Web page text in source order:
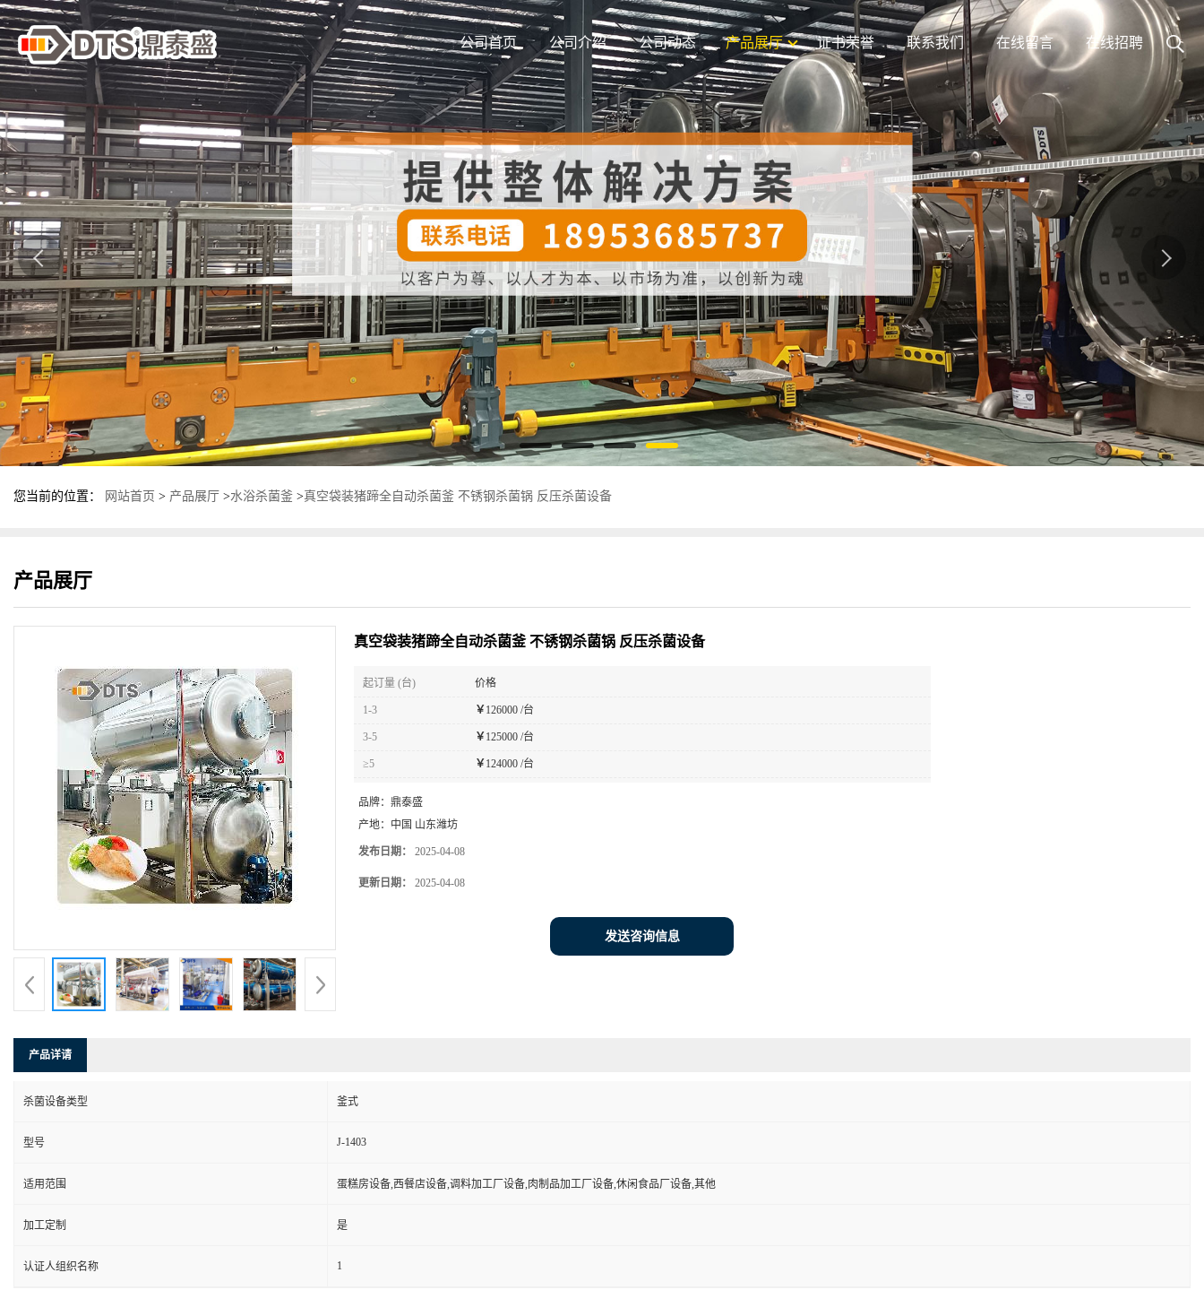
公司首页 公司介绍 公司动态 产品展厅 证书荣誉 联系我们 在线留言 在线招聘
您当前的位置： 网站首页 > 产品展厅 >水浴杀菌釜 >真空袋装猪蹄全自动杀菌釜 不锈钢杀菌锅 反压杀菌设备
产品展厅
真空袋装猪蹄全自动杀菌釜 不锈钢杀菌锅 反压杀菌设备
起订量 (台) 价格
1-3 ￥ 126000 /台
3-5 ￥ 125000 /台
≥5 ￥ 124000 /台
品牌： 鼎泰盛
产地： 中国 山东潍坊
发布日期： 2025-04-08
更新日期： 2025-04-08
发送咨询信息
产品详请
杀菌设备类型 釜式
型号 J-1403
适用范围 蛋糕房设备,西餐店设备,调料加工厂设备,肉制品加工厂设备,休闲食品厂设备,其他
加工定制 是
认证人组织名称 1